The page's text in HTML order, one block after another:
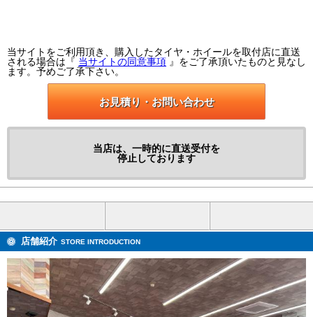
当サイトをご利用頂き、購入したタイヤ・ホイールを取付店に直送
される場合は『 当サイトの同意事項 』をご了承頂いたものと見なし
ます。予めご了承下さい。
お見積り・お問い合わせ
当店は、一時的に直送受付を
停止しております
店舗紹介 STORE INTRODUCTION